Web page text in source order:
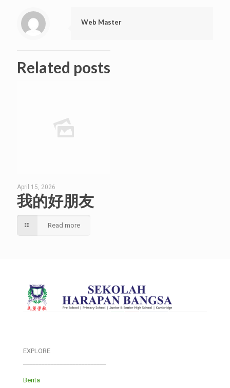
Web Master
Related posts
April 15, 2026
我的好朋友
Read more
EXPLORE
Berita